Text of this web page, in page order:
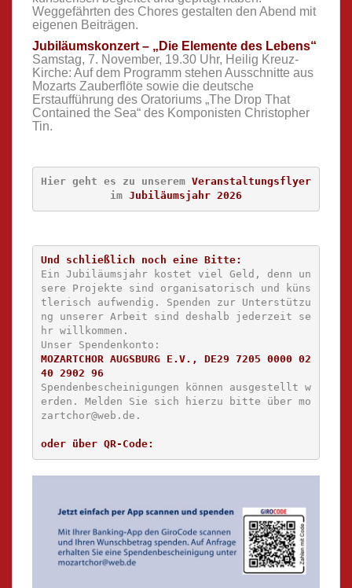
Weggefährten des Chores gestalten den Abend mit
eigenen Beiträgen.
Jubiläumskonzert – „Die Elemente des Lebens“
Samstag, 7. November, 19.30 Uhr, Heilig Kreuz-
Kirche: Auf dem Programm stehen Ausschnitte aus
Mozarts Zauberflöte sowie die deutsche
Erstaufführung des Oratoriums „The Drop That
Contained the Sea“ des Komponisten Christopher
Tin.
Hier geht es zu unserem Veranstaltungsflyer
im Jubiläumsjahr 2026
Und schließlich noch eine Bitte:
Ein Jubiläumsjahr kostet viel Geld, denn un
sere Projekte sind organisatorisch und küns
tlerisch aufwendig. Spenden zur Unterstützu
ng unserer Arbeit sind deshalb jederzeit se
hr willkommen.
Unser Spendenkonto:
MOZARTCHOR AUGSBURG E.V., DE29 7205 0000 02
40 2902 96
Spendenbescheinigungen können ausgestellt w
erden. Melden Sie sich hierzu bitte über mo
zartchor@web.de.
oder über QR-Code: